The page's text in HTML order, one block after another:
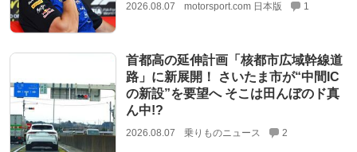
2026.08.07 motorsport.com 日本版 1
首都高の延伸計画「核都市広域幹線道
路」に新展開！ さいたま市が“中間IC
の新設”を要望へ そこは田んぼのド真
ん中!?
2026.08.07 乗りものニュース 2